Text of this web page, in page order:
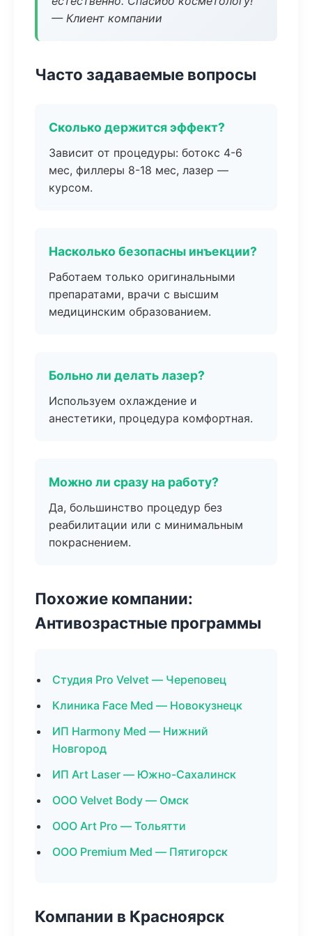
— Клиент компании
Часто задаваемые вопросы
Сколько держится эффект?
Зависит от процедуры: ботокс 4-6
мес, филлеры 8-18 мес, лазер —
курсом.
Насколько безопасны инъекции?
Работаем только оригинальными
препаратами, врачи с высшим
медицинским образованием.
Больно ли делать лазер?
Используем охлаждение и
анестетики, процедура комфортная.
Можно ли сразу на работу?
Да, большинство процедур без
реабилитации или с минимальным
покраснением.
Похожие компании:
Антивозрастные программы
Студия Pro Velvet — Череповец
Клиника Face Med — Новокузнецк
ИП Harmony Med — Нижний
Новгород
ИП Art Laser — Южно-Сахалинск
ООО Velvet Body — Омск
ООО Art Pro — Тольятти
ООО Premium Med — Пятигорск
Компании в Красноярск